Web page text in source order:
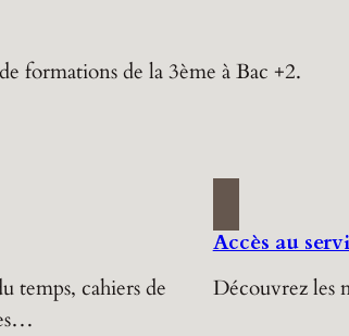
formations de la 3ème à Bac +2.
temps, cahiers de
Accès au
Découvrez les